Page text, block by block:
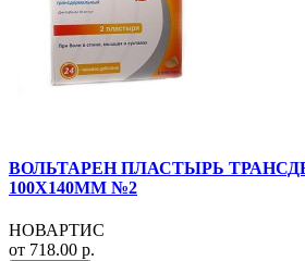
ВОЛЬТАРЕН ПЛАСТЫРЬ
100Х140ММ №2
НОВАРТИС
от 718.00 р.